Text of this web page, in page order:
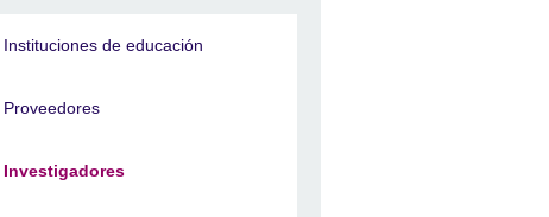
Instituciones de educación
Proveedores
Investigadores